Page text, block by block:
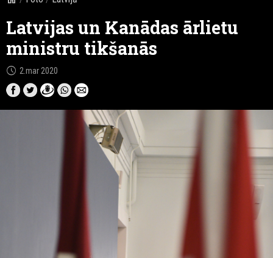
Latvijas un Kanādas ārlietu
ministru tikšanās
schedule 2.mar 2020